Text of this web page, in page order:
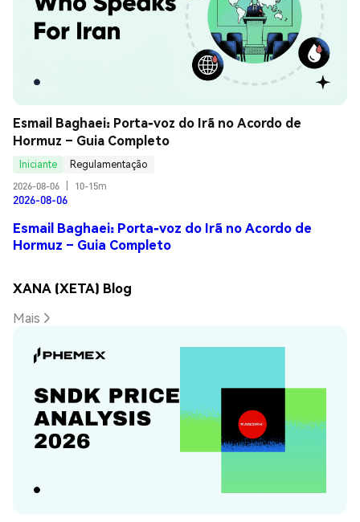
Esmail Baghaei: Porta-voz do Irã no Acordo de
Hormuz – Guia Completo
Iniciante
Regulamentação
2026-08-06
10-15m
2026-08-06
Esmail Baghaei: Porta-voz do Irã no Acordo de
Hormuz – Guia Completo
XANA (XETA) Blog
Mais